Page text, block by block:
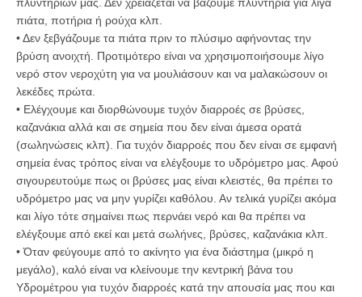
πιάτα, ποτήρια ή ρούχα κλπ.
• Δεν ξεβγάζουμε τα πιάτα πριν το πλύσιμο αφήνοντας την
βρύση ανοιχτή. Προτιμότερο είναι να χρησιμοποιήσουμε λίγο
νερό στον νεροχύτη για να μουλιάσουν και να μαλακώσουν οι
λεκέδες πρώτα.
• Ελέγχουμε και διορθώνουμε τυχόν διαρροές σε βρύσες,
καζανάκια αλλά και σε σημεία που δεν είναι άμεσα ορατά
(σωληνώσεις κλπ). Για τυχόν διαρροές που δεν είναι σε εμφανή
σημεία ένας τρόπος είναι να ελέγξουμε το υδρόμετρο μας. Αφού
σιγουρευτούμε πως οι βρύσες μας είναι κλειστές, θα πρέπει το
υδρόμετρο μας να μην γυρίζει καθόλου. Αν τελικά γυρίζει ακόμα
και λίγο τότε σημαίνει πως περνάει νερό και θα πρέπει να
ελέγξουμε από εκεί και μετά σωλήνες, βρύσες, καζανάκια κλπ.
• Όταν φεύγουμε από το ακίνητο για ένα διάστημα (μικρό η
μεγάλο), καλό είναι να κλείνουμε την κεντρική βάνα του
Υδρομέτρου για τυχόν διαρροές κατά την απουσία μας που και